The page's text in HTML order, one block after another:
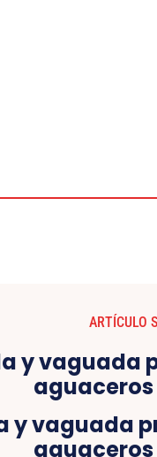
ARTÍCULO
y vaguada
aguaceros